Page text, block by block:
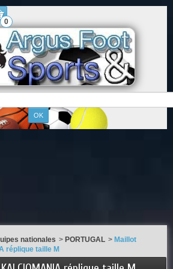
0
nationales > PORTUGAL > Maillot
réplique taille M